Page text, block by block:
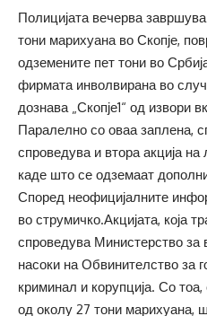
Полицијата вечерва
тони марихуана во Скопје,
одземените пет тони во
фирмата инволвирана во
дознава „Скопје1“ од извори
Паралелно со оваа заплена,
спроведува и втора акција
каде што се одземаат
Според неофицијалните
во струмичко.Акцијата, која
спроведува Министерство за
насоки на Обвинителство за
криминал и корупција. Со
од околу 27 тони марихуана,